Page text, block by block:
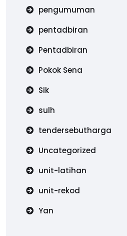
pengumuman
pentadbiran
Pentadbiran
Pokok Sena
Sik
sulh
tendersebutharga
Uncategorized
unit-latihan
unit-rekod
Yan